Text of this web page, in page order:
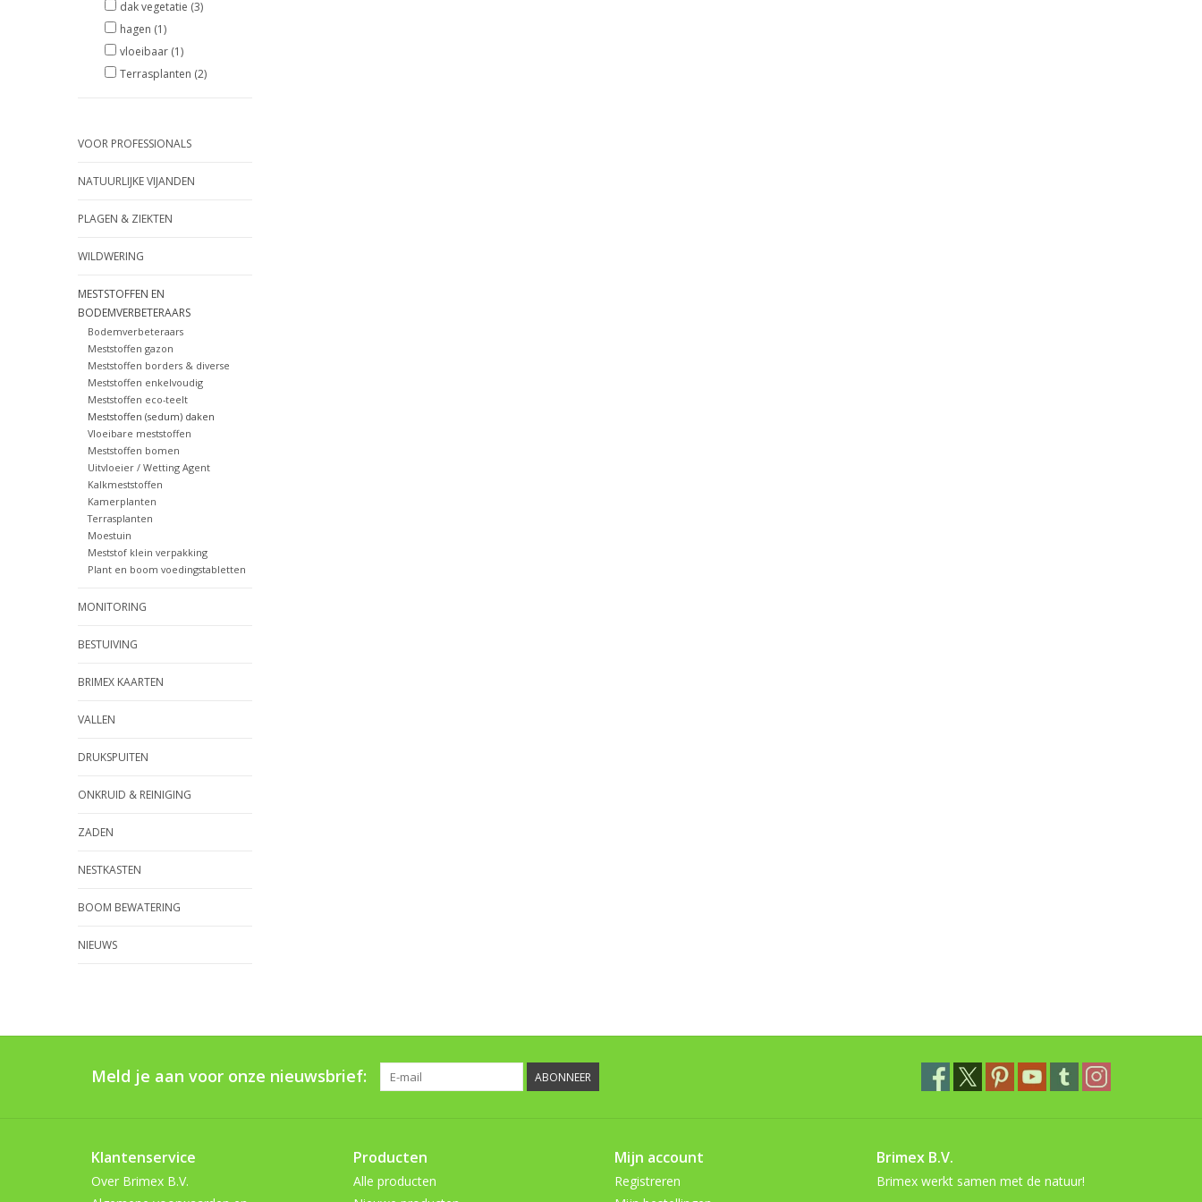
dak vegetatie (3)
hagen (1)
vloeibaar (1)
Terrasplanten (2)
VOOR PROFESSIONALS
NATUURLIJKE VIJANDEN
PLAGEN & ZIEKTEN
WILDWERING
MESTSTOFFEN EN
BODEMVERBETERAARS
Bodemverbeteraars
Meststoffen gazon
Meststoffen borders & diverse
Meststoffen enkelvoudig
Meststoffen eco-teelt
Meststoffen (sedum) daken
Vloeibare meststoffen
Meststoffen bomen
Uitvloeier / Wetting Agent
Kalkmeststoffen
Kamerplanten
Terrasplanten
Moestuin
Meststof klein verpakking
Plant en boom voedingstabletten
MONITORING
BESTUIVING
BRIMEX KAARTEN
VALLEN
DRUKSPUITEN
ONKRUID & REINIGING
ZADEN
NESTKASTEN
BOOM BEWATERING
NIEUWS
Meld je aan voor onze nieuwsbrief: ABONNEER
Klantenservice
Over Brimex B.V.
Producten
Alle producten
Mijn account
Registreren
Brimex B.V.
Brimex werkt samen met de natuur!